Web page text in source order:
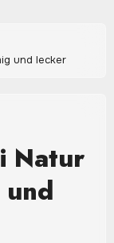
und lecker
Natur